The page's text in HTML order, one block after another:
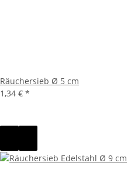
Räuchersieb Ø 5 cm
1,34 € *